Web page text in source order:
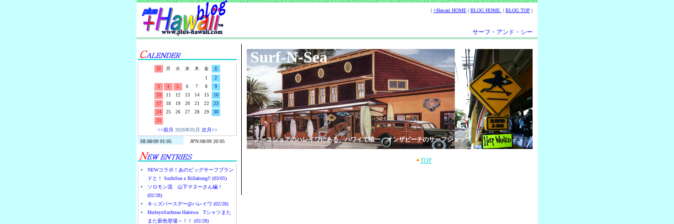
| +Hawaii HOME | BLOG HOME | BLOG TOP |
サーフ・アンド・シー
日 月 火 水 木 金
土
1
2
3
4 5 6 7 8
9
10
11 12 13 14 15
16
17
18 19 20 21 22
23
24
25 26 27 28 29
30
31
<<前月 2026年05月 次月>>
NEWコラボ！あのビッグサーフブラン
ドと！ SurfnSea x Billabong!! (03/05)
ソロモン流 山下マヌーさん編！
(02/28)
キッズバースデー@ハレイワ (02/28)
HurleyxSurfnsea Haleiwa Tシャツまた
また新色登場～！！ (02/28)
Surf-N-Sea
ノースショアのハレイワにある、ハワイで唯一、オンザビーチのサーフショップ
TOP